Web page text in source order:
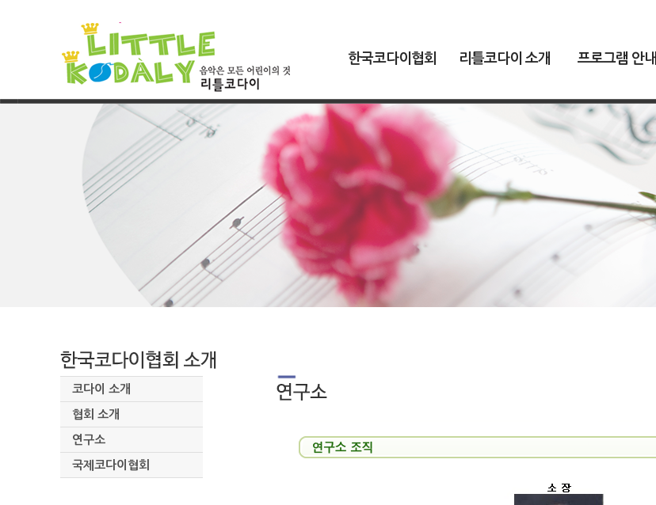
한국코다이협회 리틀코다이 소개 프로그램 안내
코다이 소개
협회 소개
연구소
국제코다이협회